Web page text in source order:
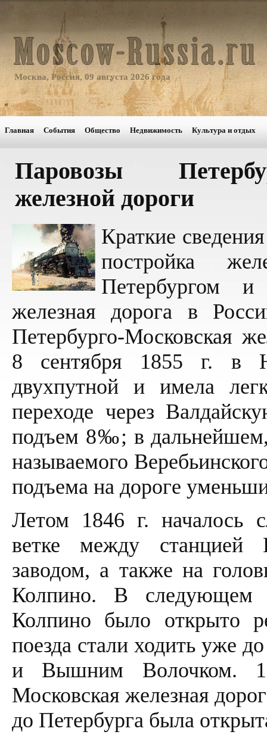
Москва, Россия, 09 августа 2026 года
Главная События Общество Недвижимость Культура и отдых
Паровозы
железной дороги
Краткие
постройка
Петербургом
железная дорога в
Петербурго-Московская
8 сентября 1855 г. в
двухпутной и имела
переходе через
подъем 8‰; в дальнейшем,
называемого
подъема на дороге
Летом 1846 г. началось
ветке между станцией
заводом, а также на
Колпино. В следующем
Колпино было открыто
поезда стали ходить уже
и Вышним Волочком. 1
Московская железная
до Петербурга была